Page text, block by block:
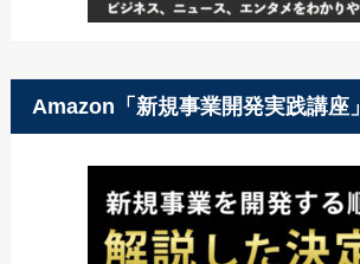
Amazon「新規事業開発実践講座」